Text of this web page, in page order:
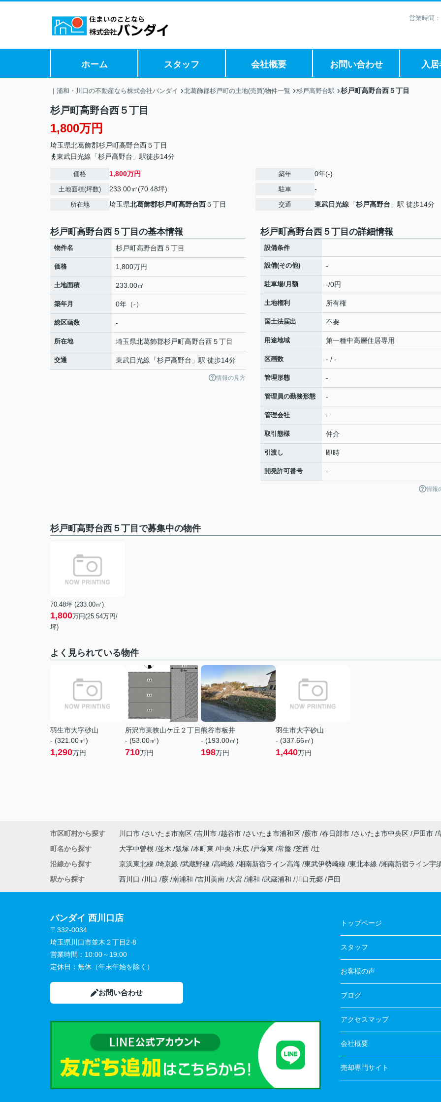
営業時間
ホーム スタッフ 会社概要 お問い合わせ 入
｜浦和・川口の不動産なら株式会社バンダイ 北葛飾郡杉戸町の土地(売買)物件一覧 杉戸高野台駅 杉戸町高野台西５丁目
杉戸町高野台西５丁目
1,800万円
埼玉県北葛飾郡杉戸町高野台西５丁目
東武日光線「杉戸高野台」駅徒歩14分
価格 1,800万円
土地面積(坪数) 233.00㎡(70.48坪)
所在地 埼玉県北葛飾郡杉戸町高野台西５丁目
築年 0年(-)
駐車 -
交通 東武日光線 「杉戸高野台 」駅 徒歩14分
杉戸町高野台西５丁目の基本情報
物件名 杉戸町高野台西５丁目
価格 1,800万円
土地面積 233.00㎡
築年月 0年（-）
総区画数 -
所在地 埼玉県北葛飾郡杉戸町高野台西５丁目
交通 東武日光線 「杉戸高野台 」駅 徒歩14分
情報の見方
杉戸町高野台西５丁目の詳細情報
設備条件
設備(その他) -
駐車場/月額 -/0円
土地権利 所有権
国土法届出 不要
用途地域 第一種中高層住居専用
区画数 - / -
管理形態 -
管理員の勤務形態 -
管理会社 -
取引態様 仲介
引渡し 即時
開発許可番号 -
情報
杉戸町高野台西５丁目で募集中の物件
70.48坪 (233.00㎡)
1,800万円(25.54万円/
坪)
よく見られている物件
羽生市大字砂山
- (321.00㎡)
1,290万円
所沢市東狭山ケ丘２丁目
- (53.00㎡)
710万円
熊谷市板井
- (193.00㎡)
198万円
羽生市大字砂山
- (337.66㎡)
1,440万円
市区町村から探す 川口市 さいたま市南区 吉川市 越谷市 さいたま市浦和区 蕨市 春日部市 さいたま市中央区 戸田市
町名から探す
大字中曽根 並木 飯塚 本町東 中央 末広 戸塚東 常盤 芝西 辻
沿線から探す
京浜東北線 埼京線 武蔵野線 高崎線 湘南新宿ライン高海 東武伊勢崎線 東北本線 湘南新宿ライン宇
駅から探す
西川口 川口 蕨 南浦和 吉川美南 大宮 浦和 武蔵浦和 川口元郷 戸田
バンダイ 西川口店
〒332-0034
埼玉県川口市並木２丁目2-8
営業時間： 10:00～19:00
定休日： 無休（年末年始を除く）
お問い合わせ
トップページ
スタッフ
お客様の声
ブログ
アクセスマップ
会社概要
売却専門サイト